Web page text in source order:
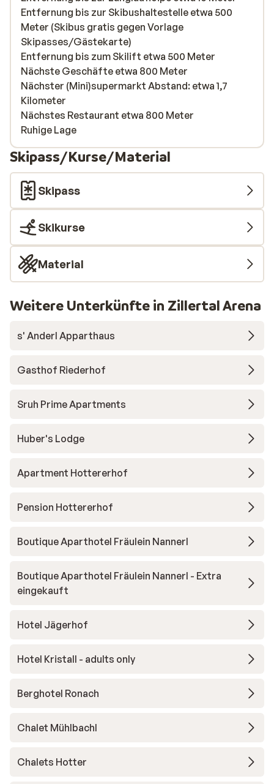
Entfernung bis zur Skibushaltestelle etwa 500
Meter (Skibus gratis gegen Vorlage
Skipasses/Gästekarte)
Entfernung bis zum Skilift etwa 500 Meter
Nächste Geschäfte etwa 800 Meter
Nächster (Mini)supermarkt Abstand: etwa 1,7
Kilometer
Nächstes Restaurant etwa 800 Meter
Ruhige Lage
Skipass/Kurse/Material
Skipass
Skikurse
Material
Weitere Unterkünfte in Zillertal Arena
s' Anderl Apparthaus
Gasthof Riederhof
Sruh Prime Apartments
Huber's Lodge
Apartment Hottererhof
Pension Hottererhof
Boutique Aparthotel Fräulein Nannerl
Boutique Aparthotel Fräulein Nannerl - Extra
eingekauft
Hotel Jägerhof
Hotel Kristall - adults only
Berghotel Ronach
Chalet Mühlbachl
Chalets Hotter